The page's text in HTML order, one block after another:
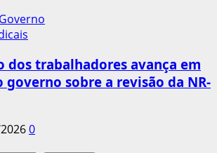
dos trabalhadores avança em
governo sobre a revisão da NR-
0